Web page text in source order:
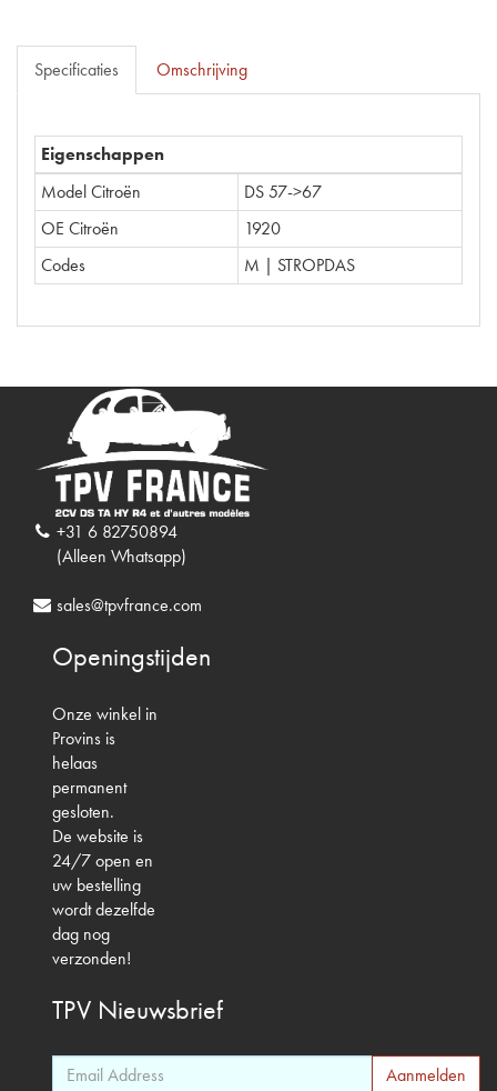
Specificaties Omschrijving
Eigenschappen
Model Citroën
DS 57->67
OE Citroën
1920
Codes
M | STROPDAS
+31 6 82750894
(Alleen Whatsapp)
sales@tpvfrance.com
Openingstijden
Onze winkel in
Provins is
helaas
permanent
gesloten.
De website is
24/7 open en
uw bestelling
wordt dezelfde
dag nog
verzonden!
TPV Nieuwsbrief